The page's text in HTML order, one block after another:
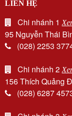
LIÊN HỆ
Chi nhánh 1
95 Nguyễn Thái
(028) 2253
Chi nhánh 2
156 Thích Quảng
(028) 6287